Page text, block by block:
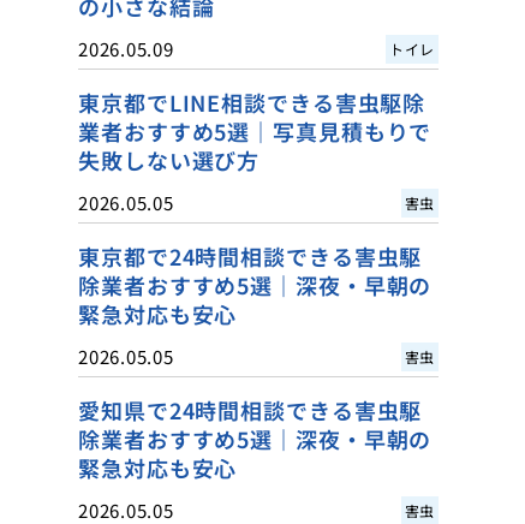
2026.05.09 トイレ
東京都でLINE相談できる害虫駆除
業者おすすめ5選｜写真見積もりで
失敗しない選び方
2026.05.05 害虫
東京都で24時間相談できる害虫駆
除業者おすすめ5選｜深夜・早朝の
緊急対応も安心
2026.05.05 害虫
愛知県で24時間相談できる害虫駆
除業者おすすめ5選｜深夜・早朝の
緊急対応も安心
2026.05.05 害虫